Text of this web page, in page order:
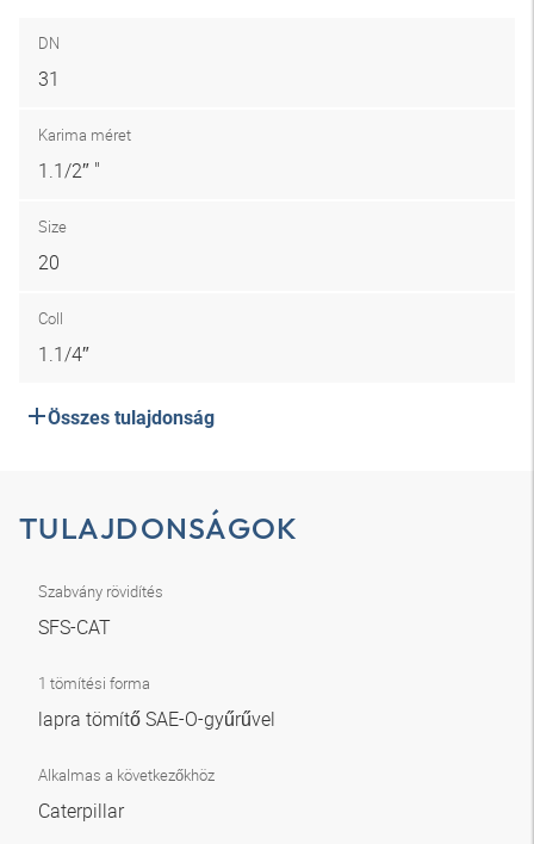
DN
31
Karima méret
1.1/2″ "
Size
20
Coll
1.1/4″
Összes tulajdonság
TULAJDONSÁGOK
Szabvány rövidítés
SFS-CAT
1 tömítési forma
lapra tömítő SAE-O-gyűrűvel
Alkalmas a következőkhöz
Caterpillar